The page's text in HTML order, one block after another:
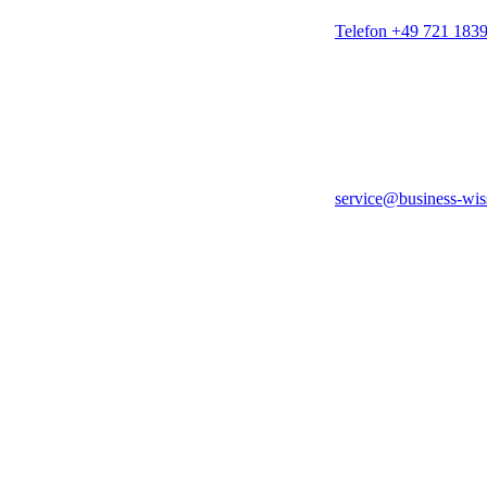
Telefon +49 721
service@business-